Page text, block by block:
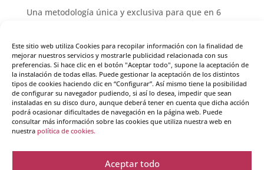
Este sitio web utiliza Cookies para recopilar información con la finalidad de
mejorar nuestros servicios y mostrarle publicidad relacionada con sus
preferencias. Si hace clic en el botón "Aceptar todo", supone la aceptación de
la instalación de todas ellas. Puede gestionar la aceptación de los distintos
tipos de cookies haciendo clic en “Configurar”. Así mismo tiene la posibilidad
de configurar su navegador pudiendo, si así lo desea, impedir que sean
instaladas en su disco duro, aunque deberá tener en cuenta que dicha acción
podrá ocasionar dificultades de navegación en la página web. Puede
consultar más información sobre las cookies que utiliza nuestra web en
nuestra política de cookies.
Aceptar todo
Una metodología única y exclusiva para que en 6
propias como ajenas y a desarrollar estrategias para
incrementar tu inteligencia intrapersonal e
interpersonal.
Ver más